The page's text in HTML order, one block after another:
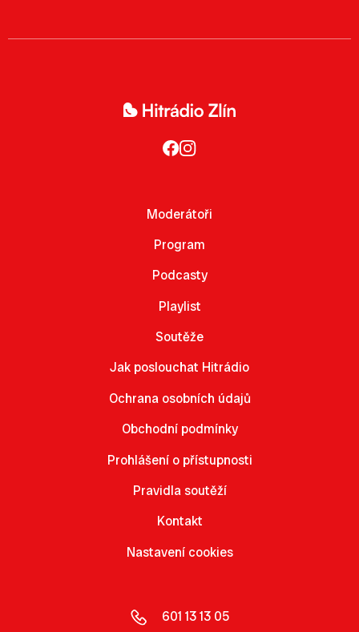
Moderátoři
Program
Podcasty
Playlist
Soutěže
Jak poslouchat Hitrádio
Ochrana osobních údajů
Obchodní podmínky
Prohlášení o přístupnosti
Pravidla soutěží
Kontakt
Nastavení cookies
601 13 13 05